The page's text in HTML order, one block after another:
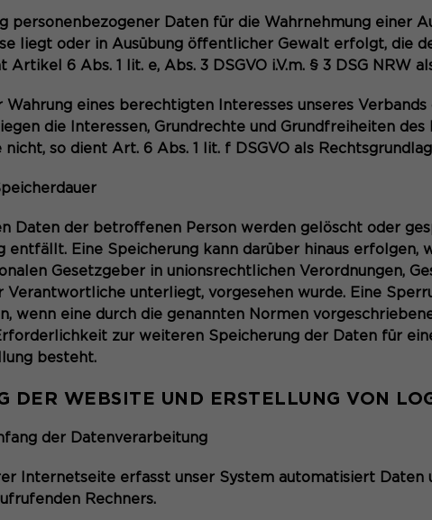
personenbezogener Daten für die Wahrnehmung einer
liegt oder in Ausübung öffentlicher Gewalt erfolgt, die
6 Abs. 1 lit. e, Abs. 3 DSGVO i.V.m. § 3 DSG NRW
Wahrung eines berechtigten Interesses unseres
die Interessen, Grundrechte und Grundfreiheiten des
so dient Art. 6 Abs. 1 lit. f DSGVO als
Daten der betroffenen Person werden gelöscht oder
entfällt. Eine Speicherung kann darüber hinaus erfolgen,
Gesetzgeber in unionsrechtlichen Verordnungen,
Verantwortliche unterliegt, vorgesehen wurde. Eine
wenn eine durch die genannten Normen
zur weiteren Speicherung der Daten für
besteht.
DER WEBSITE UND ERSTELLUNG VON
der Datenverarbeitung
Internetseite erfasst unser System automatisiert Daten
Rechners.
Name cookie_optin
Anbieter
Zweck
Speichert den Zustimmungsstatus des
Benutzers für Cookies auf der aktuellen
Zweck
Temporäre Session-ID, ohne
personenbezogene Daten.